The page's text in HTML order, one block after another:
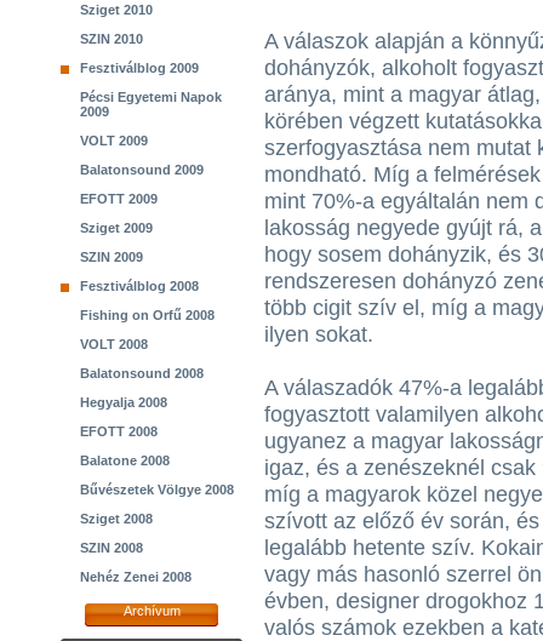
Sziget 2010
SZIN 2010
Fesztiválblog 2009
Pécsi Egyetemi Napok
2009
VOLT 2009
Balatonsound 2009
EFOTT 2009
Sziget 2009
SZIN 2009
Fesztiválblog 2008
Fishing on Orfű 2008
VOLT 2008
Balatonsound 2008
Hegyalja 2008
EFOTT 2008
Balatone 2008
Bűvészetek Völgye 2008
Sziget 2008
SZIN 2008
Nehéz Zenei 2008
Archívum
A válaszok alapján a
dohányzók, alkoholt
aránya, mint a magyar
körében végzett
szerfogyasztása nem mutat
mondható. Míg a
mint 70%-a egyáltalán nem
lakosság negyede gyújt rá,
hogy sosem dohányzik, és
rendszeresen dohányzó
több cigit szív el, míg a
ilyen sokat.
A válaszadók 47%-a
fogyasztott valamilyen
ugyanez a magyar
igaz, és a zenészeknél
míg a magyarok közel
szívott az előző év során,
legalább hetente szív.
vagy más hasonló szerrel
évben, designer drogokhoz
valós számok ezekben a